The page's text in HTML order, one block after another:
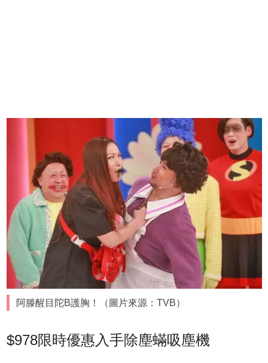
阿滕醒目陀B護胸！（圖片來源：TVB）
$978限時優惠入手除塵蟎吸塵機